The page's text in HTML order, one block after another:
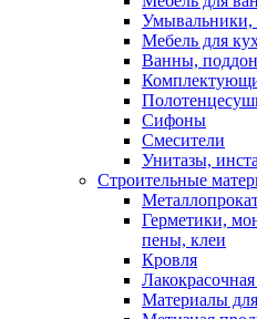
Умывальники,
Мебель для
Ванны,
Сифоны
Смесители
Унитазы,
Строительные
Герметики,
пены, клеи
Кровля
Материалы